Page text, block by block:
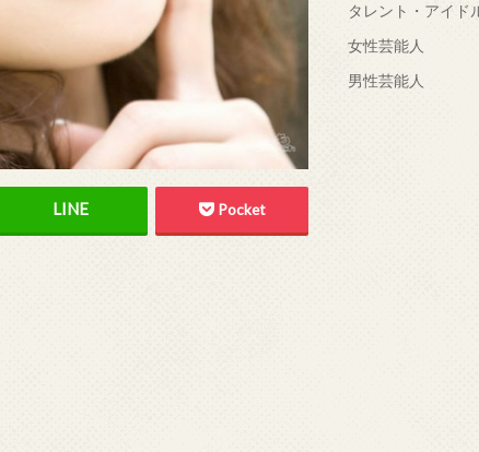
Pocket
タレント・アイド
女性芸能人
男性芸能人